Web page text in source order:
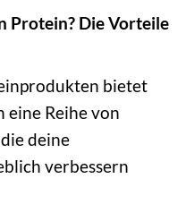
Protein? Die Vorteile
bietet
Reihe von
deine
verbessern